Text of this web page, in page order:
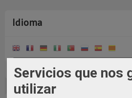
Idioma
Servicios que nos
utilizar